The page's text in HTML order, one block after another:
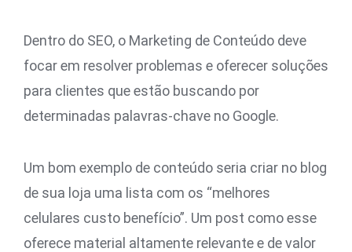
Dentro do SEO, o Marketing de Conteúdo deve
focar em resolver problemas e oferecer soluções
para clientes que estão buscando por
determinadas palavras-chave no Google.
Um bom exemplo de conteúdo seria criar no blog
de sua loja uma lista com os “melhores
celulares custo benefício”. Um post como esse
oferece material altamente relevante e de valor